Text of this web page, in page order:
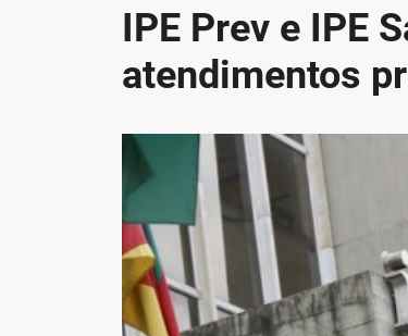
IPE Prev e IPE
atendimentos